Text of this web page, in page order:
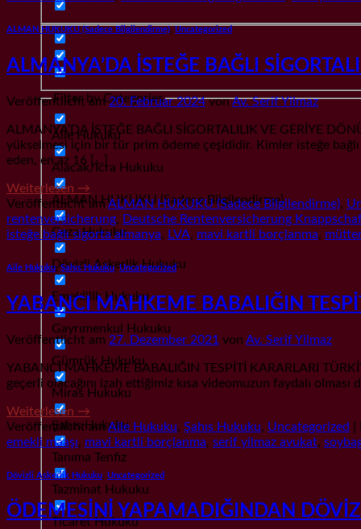
Filter by Categories
Aile Hukuku
Alacak/İcra Hukuku
ALMAN HUKUKU (Sadece Bilgilendirme)
Ceza Hukuku
Dövizli Askerlik Hukuku
Emeklilik Hukuku
Gayrımenkul Hukuku
Gümrük Hukuku
Miras Hukuku
Şahıs Hukuku
Tanıma Tenfiz
Tazminat Hukuku
Ticaret Hukuku
ALMAN HUKUKU (Sadece Bilgilendirme) Uncategorized
ALMANYA’DA İSTEĞE BAĞLI
Veröffentlicht am20. Februar 2024vonAv. Serif Yilmaz
ALMANYA’DA İSTEĞE BAĞLI SİGORTALILIK VE GERİYE
yükselmesi için bir tür prim ödeme çeşididir. Kimler isteğe
eden, en az 16 […]
Weiterlesen →
Veröffentlicht amALMAN HUKUKU (Sadece Bilgilendirme),
rentenversicherung, Deutsche Rentenversicherung
isteğe bağlı sigorta almanya, LVA, mavi kartli borçlanma,
Aile Hukuku,Şahıs Hukuku,Uncategorized
YABANCI MAHKEME BABALIĞIN
Veröffentlicht am 27. Dezember 2021 von Av. Serif Yilmaz
YABANCI MAHKEME BABALIĞIN TESPİTİ KARARLARI
geçerli olacağını izah ettiğimiz kısa videomuzun faydalı
Weiterlesen →
Veröffentlicht amAile Hukuku, Şahıs Hukuku, Uncategorized
emekli maaşı, mavi kartli borçlanma, serif yilmaz avukat,
Dövizli Askerlik Hukuku Uncategorized
ÖDEMESİNİ YAPAMADIĞINDAN